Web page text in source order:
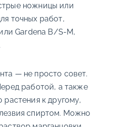
ножницы или
точных работ,
Gardena B/S-M,
— не просто совет.
работой, а также
растения к другому,
спиртом. Можно